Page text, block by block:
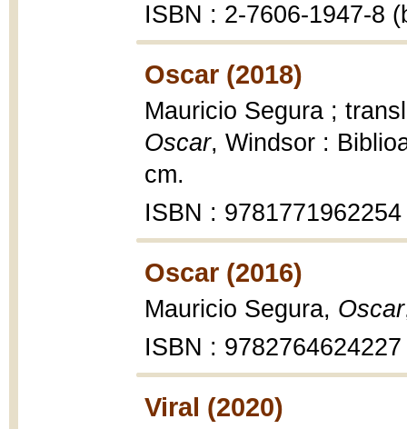
ISBN : 2-7606-1947-8
Oscar (2018)
Mauricio Segura ;
Oscar, Windsor :
cm.
ISBN : 9781771962254
Oscar (2016)
Mauricio Segura, Oscar
ISBN : 9782764624227
Viral (2020)